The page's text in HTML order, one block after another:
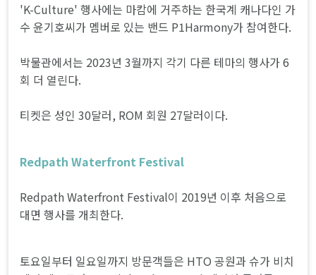
'K-Culture' 행사에는 마캄에 거주하는 한국계 캐나다인 가
수 윤기호씨가 멤버로 있는 밴드 P1Harmony가 참여한다.
박물관에서는 2023년 3월까지 각기 다른 테마의 행사가 6
회 더 열린다.
티켓은 성인 30달러, ROM 회원 27달러이다.
Redpath Waterfront Festival
Redpath Waterfront Festival이 2019년 이후 처음으로
대면 행사를 개최한다.
토요일부터 일요일까지 방문객들은 HTO 공원과 슈가 비치